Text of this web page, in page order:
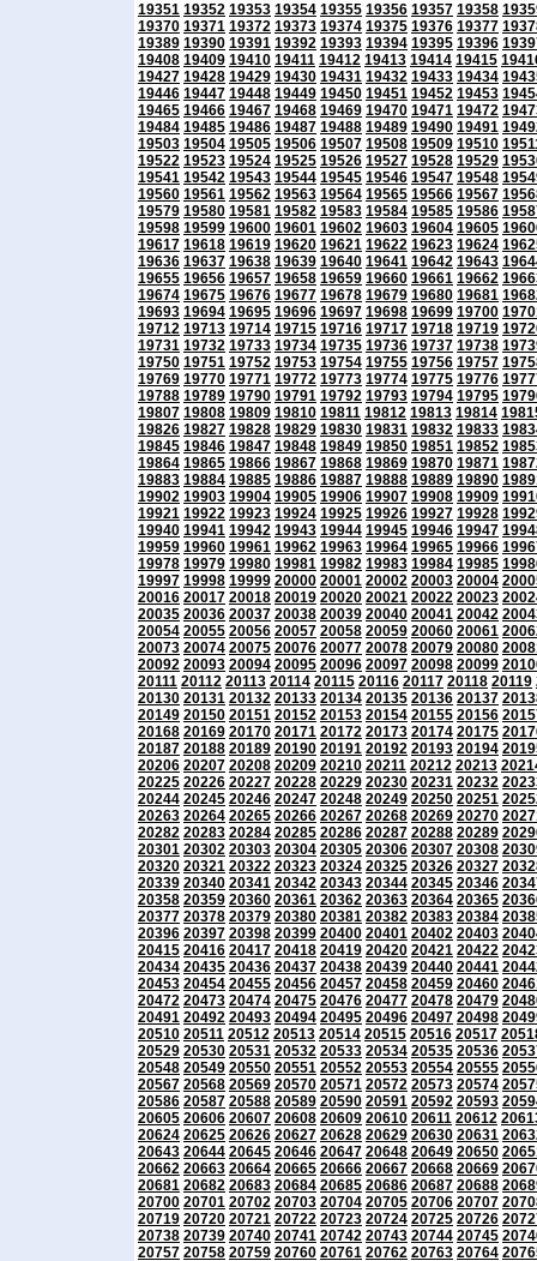
19351 19352 19353 19354 19355 19356 19357 19358
19370 19371 19372 19373 19374 19375 19376 19377
19389 19390 19391 19392 19393 19394 19395 19396
19408 19409 19410 19411 19412 19413 19414 19415
19427 19428 19429 19430 19431 19432 19433 19434
19446 19447 19448 19449 19450 19451 19452 19453
19465 19466 19467 19468 19469 19470 19471 19472
19484 19485 19486 19487 19488 19489 19490 19491
19503 19504 19505 19506 19507 19508 19509 19510
19522 19523 19524 19525 19526 19527 19528 19529
19541 19542 19543 19544 19545 19546 19547 19548
19560 19561 19562 19563 19564 19565 19566 19567
19579 19580 19581 19582 19583 19584 19585 19586
19598 19599 19600 19601 19602 19603 19604 19605
19617 19618 19619 19620 19621 19622 19623 19624
19636 19637 19638 19639 19640 19641 19642 19643
19655 19656 19657 19658 19659 19660 19661 19662
19674 19675 19676 19677 19678 19679 19680 19681
19693 19694 19695 19696 19697 19698 19699 19700
19712 19713 19714 19715 19716 19717 19718 19719
19731 19732 19733 19734 19735 19736 19737 19738
19750 19751 19752 19753 19754 19755 19756 19757
19769 19770 19771 19772 19773 19774 19775 19776
19788 19789 19790 19791 19792 19793 19794 19795
19807 19808 19809 19810 19811 19812 19813 19814
19826 19827 19828 19829 19830 19831 19832 19833
19845 19846 19847 19848 19849 19850 19851 19852
19864 19865 19866 19867 19868 19869 19870 19871
19883 19884 19885 19886 19887 19888 19889 19890
19902 19903 19904 19905 19906 19907 19908 19909
19921 19922 19923 19924 19925 19926 19927 19928
19940 19941 19942 19943 19944 19945 19946 19947
19959 19960 19961 19962 19963 19964 19965 19966
19978 19979 19980 19981 19982 19983 19984 19985
19997 19998 19999 20000 20001 20002 20003 20004
20016 20017 20018 20019 20020 20021 20022 20023
20035 20036 20037 20038 20039 20040 20041 20042
20054 20055 20056 20057 20058 20059 20060 20061
20073 20074 20075 20076 20077 20078 20079 20080
20092 20093 20094 20095 20096 20097 20098 20099
20111 20112 20113 20114 20115 20116 20117 20118 20119
20130 20131 20132 20133 20134 20135 20136 20137
20149 20150 20151 20152 20153 20154 20155 20156
20168 20169 20170 20171 20172 20173 20174 20175
20187 20188 20189 20190 20191 20192 20193 20194
20206 20207 20208 20209 20210 20211 20212 20213
20225 20226 20227 20228 20229 20230 20231 20232
20244 20245 20246 20247 20248 20249 20250 20251
20263 20264 20265 20266 20267 20268 20269 20270
20282 20283 20284 20285 20286 20287 20288 20289
20301 20302 20303 20304 20305 20306 20307 20308
20320 20321 20322 20323 20324 20325 20326 20327
20339 20340 20341 20342 20343 20344 20345 20346
20358 20359 20360 20361 20362 20363 20364 20365
20377 20378 20379 20380 20381 20382 20383 20384
20396 20397 20398 20399 20400 20401 20402 20403
20415 20416 20417 20418 20419 20420 20421 20422
20434 20435 20436 20437 20438 20439 20440 20441
20453 20454 20455 20456 20457 20458 20459 20460
20472 20473 20474 20475 20476 20477 20478 20479
20491 20492 20493 20494 20495 20496 20497 20498
20510 20511 20512 20513 20514 20515 20516 20517
20529 20530 20531 20532 20533 20534 20535 20536
20548 20549 20550 20551 20552 20553 20554 20555
20567 20568 20569 20570 20571 20572 20573 20574
20586 20587 20588 20589 20590 20591 20592 20593
20605 20606 20607 20608 20609 20610 20611 20612
20624 20625 20626 20627 20628 20629 20630 20631
20643 20644 20645 20646 20647 20648 20649 20650
20662 20663 20664 20665 20666 20667 20668 20669
20681 20682 20683 20684 20685 20686 20687 20688
20700 20701 20702 20703 20704 20705 20706 20707
20719 20720 20721 20722 20723 20724 20725 20726
20738 20739 20740 20741 20742 20743 20744 20745
20757 20758 20759 20760 20761 20762 20763 20764